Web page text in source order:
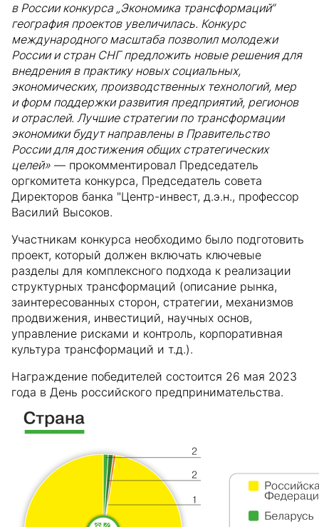
в России конкурса „Экономика трансформаций“
география проектов увеличилась. Конкурс
международного масштаба позволил молодежи
России и стран СНГ предложить новые решения для
внедрения в практику новых социальных,
экономических, производственных технологий, мер
и форм поддержки развития предприятий, регионов
и отраслей. Лучшие стратегии по трансформации
экономики будут направлены в Правительство
России для достижения общих стратегических
целей» — прокомментировал Председатель
оргкомитета конкурса, Председатель совета
Директоров банка "Центр-инвест, д.э.н., профессор
Василий Высоков.
Участникам конкурса необходимо было подготовить
проект, который должен включать ключевые
разделы для комплексного подхода к реализации
структурных трансформаций (описание рынка,
заинтересованных сторон, стратегии, механизмов
продвижения, инвестиций, научных основ,
управление рисками и контроль, корпоративная
культура трансформаций и т.д.).
Награждение победителей состоится 26 мая 2023
года в День российского предпринимательства.